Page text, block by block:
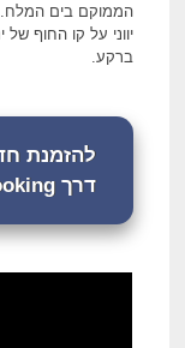
הממוקם בים המלח.
יווני על קו החוף
ברקע.
להזמנת
דרך Booking לחצו כאן